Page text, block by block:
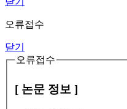
오류접수
닫기
오류접수
[ 논문 정보 ]